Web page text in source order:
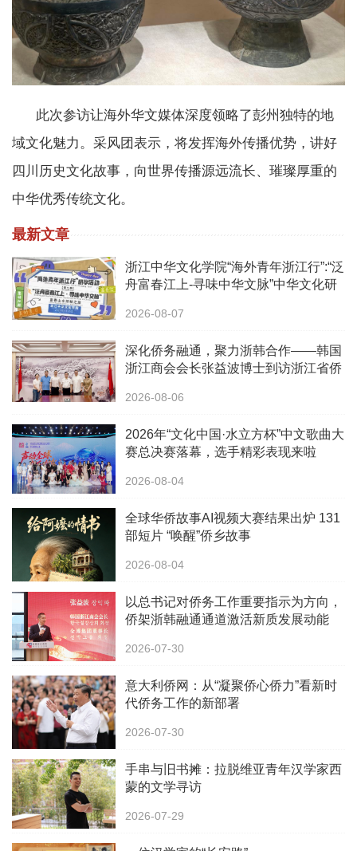
此次参访让海外华文媒体深度领略了彭州独特的地
域文化魅力。采风团表示，将发挥海外传播优势，讲好
四川历史文化故事，向世界传播源远流长、璀璨厚重的
中华优秀传统文化。
最新文章
浙江中华文化学院“海外青年浙江行”:“泛
舟富春江上-寻味中华文脉”中华文化研
2026-08-07
深化侨务融通，聚力浙韩合作——韩国
浙江商会会长张益波博士到访浙江省侨
2026-08-06
2026年“文化中国·水立方杯”中文歌曲大
赛总决赛落幕，选手精彩表现来啦
2026-08-04
全球华侨故事AI视频大赛结果出炉 131
部短片 “唤醒”侨乡故事
2026-08-04
以总书记对侨务工作重要指示为方向，
侨架浙韩融通通道激活新质发展动能
2026-07-30
意大利侨网：从“凝聚侨心侨力”看新时
代侨务工作的新部署
2026-07-30
手串与旧书摊：拉脱维亚青年汉学家西
蒙的文学寻访
2026-07-29